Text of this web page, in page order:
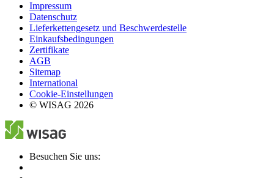
Impressum
Datenschutz
Lieferkettengesetz und Beschwerdestelle
Einkaufsbedingungen
Zertifikate
AGB
Sitemap
International
Cookie-Einstellungen
© WISAG 2026
Besuchen Sie uns: